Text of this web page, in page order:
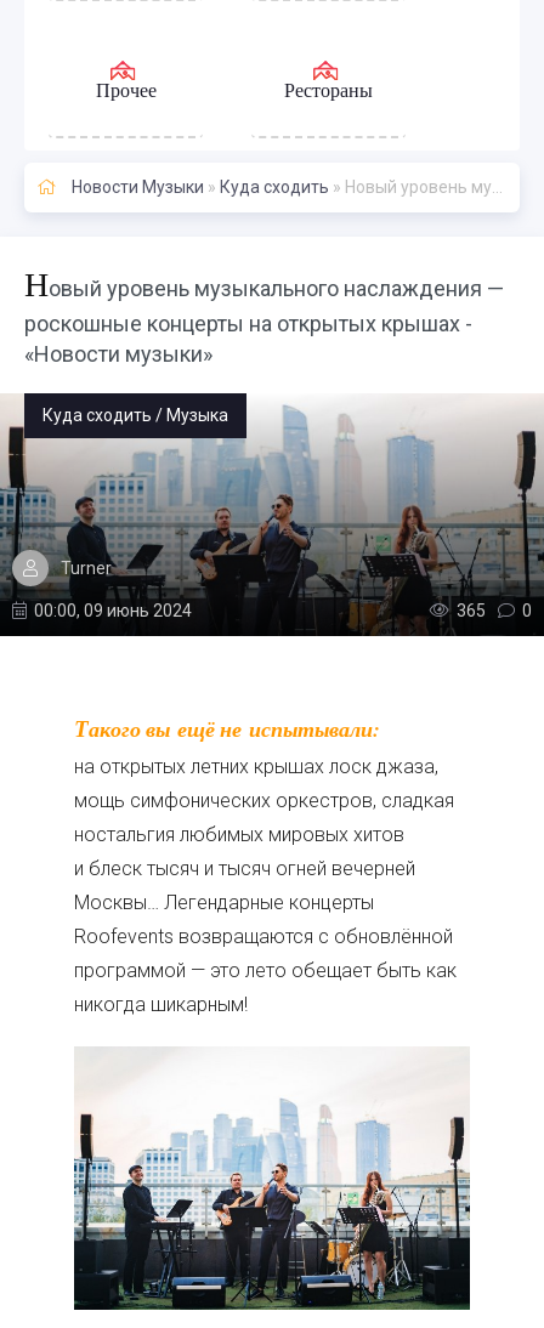
Прочее Рестораны
Новости Музыки » Куда сходить » Новый уровень музыкального наслаждения — роскошные концерты на открытых крышах - «Новости музыки»
Новый уровень музыкального наслаждения —
роскошные концерты на открытых крышах -
«Новости музыки»
Куда сходить / Музыка
Turner
00:00, 09 июнь 2024 365 0
Такого вы ещё не испытывали:
на открытых летних крышах лоск джаза,
мощь симфонических оркестров, сладкая
ностальгия любимых мировых хитов
и блеск тысяч и тысяч огней вечерней
Москвы… Легендарные концерты
Roofevents возвращаются с обновлённой
программой — это лето обещает быть как
никогда шикарным!